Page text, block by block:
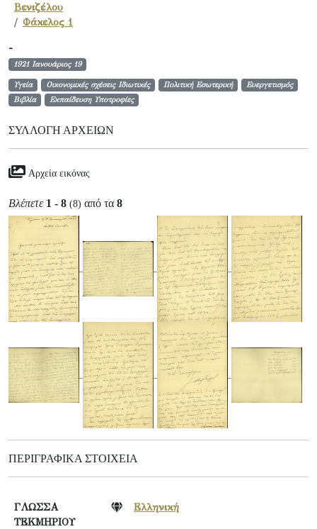
Βενιζέλου
Φάκελος 1
-
1921 Ιανουάριος 19
Υγεία Οικονομικές σχέσεις Ιδιωτικές Πολιτική Εσωτερική
Ευεργετισμός
Βιβλία
Εκπαίδευση Υποτροφίες
ΣΥΛΛΟΓΉ ΑΡΧΕΊΩΝ
Αρχεία εικόνας
Βλέπετε 1 - 8 (8) από τα 8
ΠΕΡΙΓΡΑΦΙΚΆ ΣΤΟΙΧΕΊΑ
ΓΛΩΣΣΑ
ΤΕΚΜΗΡΙΟΥ
Ελληνική